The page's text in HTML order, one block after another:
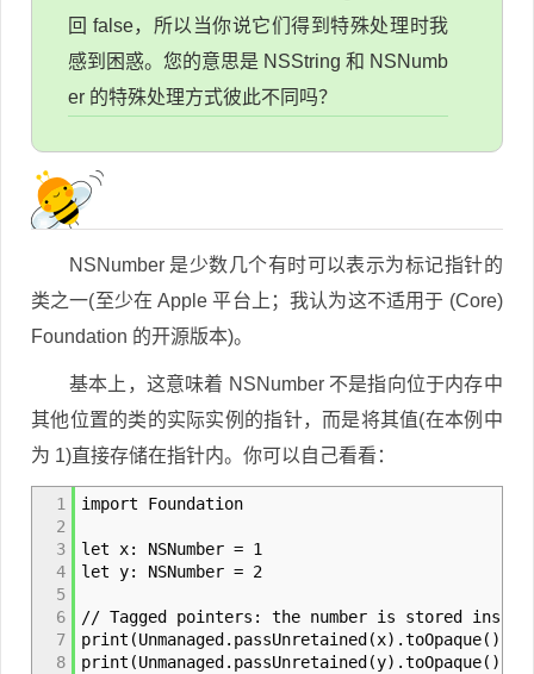
回 false，所以当你说它们得到特殊处理时我
感到困惑。您的意思是 NSString 和 NSNumb
er 的特殊处理方式彼此不同吗？
NSNumber 是少数几个有时可以表示为标记指针的
类之一(至少在 Apple 平台上；我认为这不适用于 (Core)
Foundation 的开源版本)。
基本上，这意味着 NSNumber 不是指向位于内存中
其他位置的类的实际实例的指针，而是将其值(在本例中
为 1)直接存储在指针内。你可以自己看看：
1
2
3
4
5
6
7
8
import Foundation
let x: NSNumber = 1
let y: NSNumber = 2
// Tagged pointers: the number is stored
print(Unmanaged.passUnretained(x).toOpaque())
print(Unmanaged.passUnretained(y).toOpaque())